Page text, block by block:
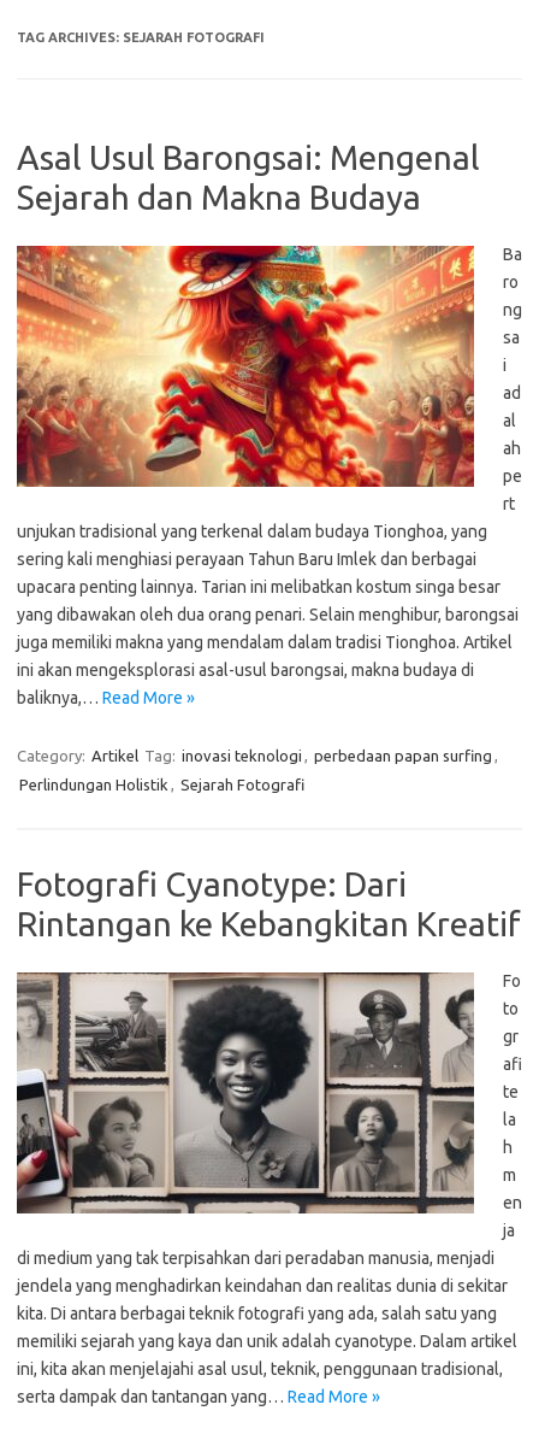
TAG ARCHIVES: SEJARAH FOTOGRAFI
Asal Usul Barongsai: Mengenal
Sejarah dan Makna Budaya
Ba
ro
ng
sa
i
ad
al
ah
pe
rt
unjukan tradisional yang terkenal dalam budaya Tionghoa, yang
sering kali menghiasi perayaan Tahun Baru Imlek dan berbagai
upacara penting lainnya. Tarian ini melibatkan kostum singa besar
yang dibawakan oleh dua orang penari. Selain menghibur, barongsai
juga memiliki makna yang mendalam dalam tradisi Tionghoa. Artikel
ini akan mengeksplorasi asal-usul barongsai, makna budaya di
baliknya,… Read More »
Category: Artikel Tag: inovasi teknologi , perbedaan papan surfing ,
Perlindungan Holistik , Sejarah Fotografi
Fotografi Cyanotype: Dari
Rintangan ke Kebangkitan Kreatif
Fo
to
gr
afi
te
la
h
m
en
ja
di medium yang tak terpisahkan dari peradaban manusia, menjadi
jendela yang menghadirkan keindahan dan realitas dunia di sekitar
kita. Di antara berbagai teknik fotografi yang ada, salah satu yang
memiliki sejarah yang kaya dan unik adalah cyanotype. Dalam artikel
ini, kita akan menjelajahi asal usul, teknik, penggunaan tradisional,
serta dampak dan tantangan yang… Read More »